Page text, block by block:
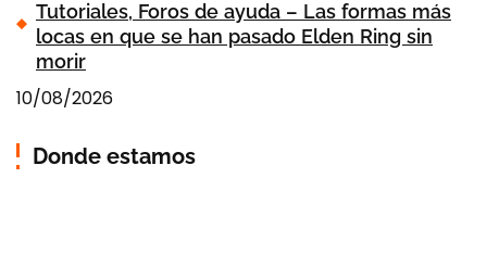
Tutoriales, Foros de ayuda – Las formas más
locas en que se han pasado Elden Ring sin
morir
10/08/2026
Donde estamos